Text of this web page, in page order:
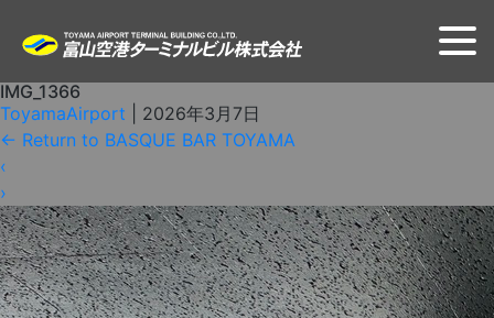
IMG_1366
ToyamaAirport
2026年3月7日
← Return to BASQUE BAR TOYAMA
‹
›